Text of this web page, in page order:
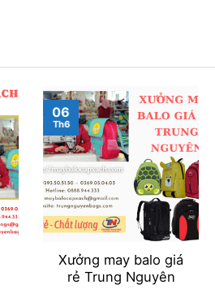
Xưởng may balo giá
rẻ Trung Nguyên
06
Th6